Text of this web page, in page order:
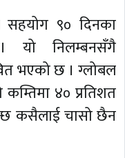
९० दिनका
यो निलम्बनसँगै
भएको छ । ग्लोबल
४० प्रतिशत
कसैलाई चासो छैन